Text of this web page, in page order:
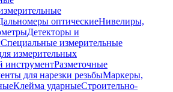
оптическиеНивелиры,
Детекторы и
Специальные измерительные
измерительных
инструментРазметочные
для нарезки резьбыМаркеры,
Клейма ударныеСтроительно-